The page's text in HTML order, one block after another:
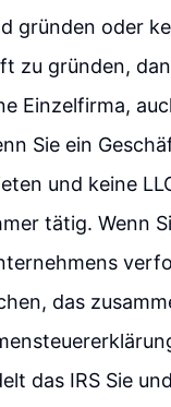
gründen oder
zu gründen,
Einzelfirma,
Sie ein
und keine
tätig. Wenn
das
das IRS Sie